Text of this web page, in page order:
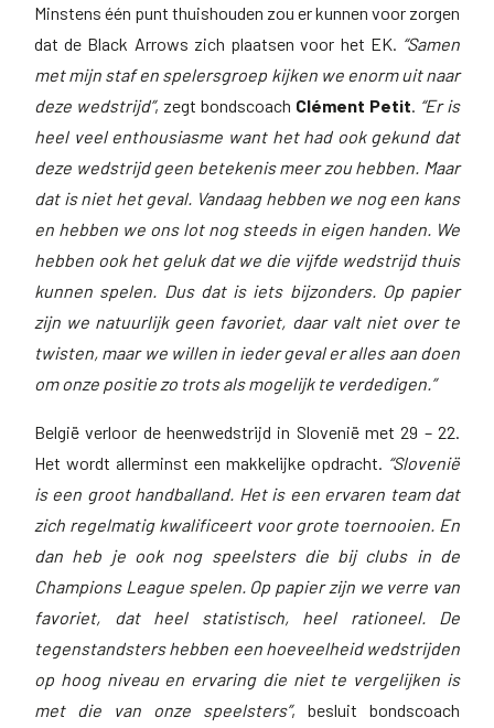
Minstens één punt thuishouden zou er kunnen voor zorgen
dat de Black Arrows zich plaatsen voor het EK. “Samen
met mijn staf en spelersgroep kijken we enorm uit naar
deze wedstrijd”, zegt bondscoach Clément Petit. “Er is
heel veel enthousiasme want het had ook gekund dat
deze wedstrijd geen betekenis meer zou hebben. Maar
dat is niet het geval. Vandaag hebben we nog een kans
en hebben we ons lot nog steeds in eigen handen. We
hebben ook het geluk dat we die vijfde wedstrijd thuis
kunnen spelen. Dus dat is iets bijzonders. Op papier
zijn we natuurlijk geen favoriet, daar valt niet over te
twisten, maar we willen in ieder geval er alles aan doen
om onze positie zo trots als mogelijk te verdedigen.”
België verloor de heenwedstrijd in Slovenië met 29 – 22.
Het wordt allerminst een makkelijke opdracht. “Slovenië
is een groot handballand. Het is een ervaren team dat
zich regelmatig kwalificeert voor grote toernooien. En
dan heb je ook nog speelsters die bij clubs in de
Champions League spelen. Op papier zijn we verre van
favoriet, dat heel statistisch, heel rationeel. De
tegenstandsters hebben een hoeveelheid wedstrijden
op hoog niveau en ervaring die niet te vergelijken is
met die van onze speelsters”, besluit bondscoach